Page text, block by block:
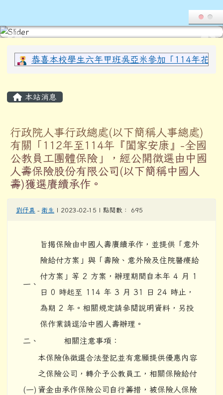
花蓮縣光復鄉西富國民小學全球資
上中區域內容
恭喜本校學生六年甲班吳亞米參加「114年花
本站消息
行政院人事行政總處(以下簡稱人事總處)
有關「112年至114年『闔家安康』-全國
公教員工團體保險」，經公開徵選由中國
人壽保險股份有限公司(以下簡稱中國人
壽)獲選賡續承作。
劉伃真 - 衛生 | 2023-02-15 | 點閱數： 695
一、
旨揭保險由中國人壽賡續承作，並提供「意外
險給付方案」與「壽險、意外險及住院醫療給
付方案」等 2 方案，辦理期間自本年 4 月 1
日 0 時起至 114 年 3 月 31 日 24 時止，
為期 2 年。相關規定請參閱說明資料，另投
保作業請逕洽中國人壽辦理。
二、 相關注意事項：
(一)
本保險係徵選合法登記並有意願提供優惠內容
之保險公司，轉介予公教員工，相關保險給付
資金由承作保險公司自行籌措，被保險人保險
頁尾區域